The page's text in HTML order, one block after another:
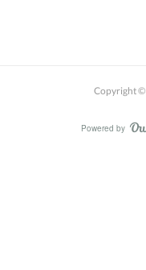
Copyright ©
Powered by